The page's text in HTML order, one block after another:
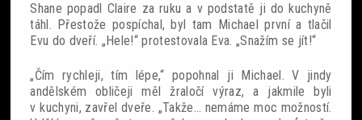
Shane popadl Claire za ruku a v podstatě ji do kuchyně
táhl. Přestože pospíchal, byl tam Michael první a tlačil
Evu do dveří. „Hele!“ protestovala Eva. „Snažím se jít!“
„Čím rychleji, tím lépe,“ popohnal ji Michael. V jindy
andělském obličeji měl žraločí výraz, a jakmile byli
v kuchyni, zavřel dveře. „Takže… nemáme moc možností.